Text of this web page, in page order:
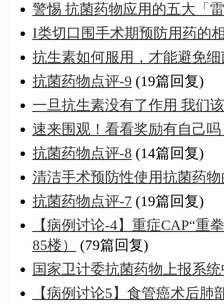
警惕 抗菌药物应用的五大「
I类切口围手术期预防用药的
抗生素如何服用，才能避免
抗菌药物点评-9 (19篇回复)
一旦抗生素没有了作用 我们
速来围观！看看奖励有自己吗
抗菌药物点评-8 (14篇回复)
清洁手术预防性使用抗菌药
抗菌药物点评-7 (19篇回复)
【病例讨论-4】重症CAP“重
85楼）
(79篇回复)
国家卫计委抗菌药物上报系
【病例讨论5】食管癌术后